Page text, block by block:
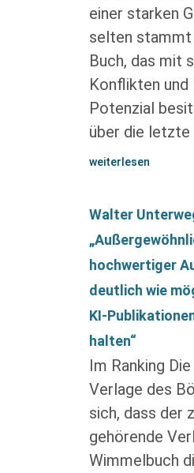
einer starken
selten stammt
Buch, das mit
Konflikten und
Potenzial
über die letzte
weiterlesen
Walter
hochwertiger
deutlich wie
KI-
halten“
Im Ranking
Verlage des
sich, dass der
gehörende
Wimmelbuch